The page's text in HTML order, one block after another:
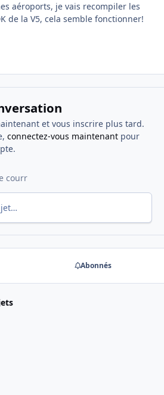
aéroports, je vais recompiler les
de la V5, cela semble fonctionner!
et vous inscrire plus tard.
connectez-vous maintenantpour
Abonnés